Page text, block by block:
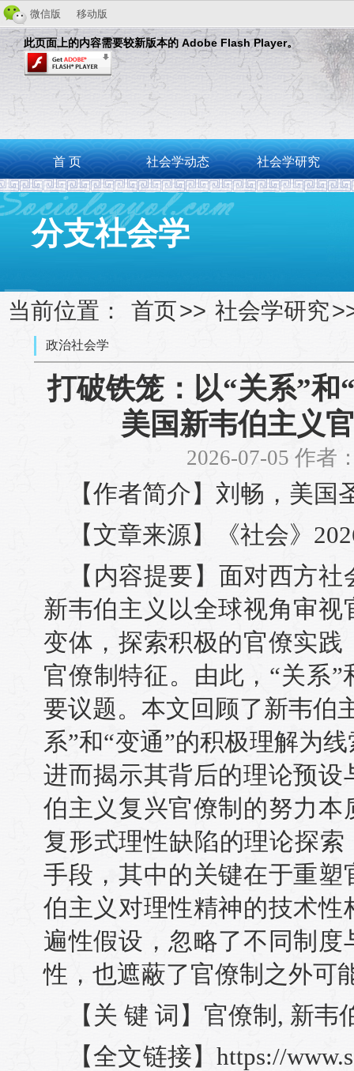
微信版 移动版
此页面上的内容需要较新版本的 Adobe Flash Player。
首 页 社会学动态 社会学研究
分支社会学
当前位置： 首页>> 社会学研究
政治社会学
打破铁笼：以“关系”和
美国新韦伯主义
2026-07-05 作者
【作者简介】刘畅，美国
【文章来源】《社会》
【内容提要】面对西方
新韦伯主义以全球视角审
变体，探索积极的官僚实
官僚制特征。由此，“关系
要议题。本文回顾了新韦伯
系”和“变通”的积极理解为
进而揭示其背后的理论预
伯主义复兴官僚制的努力
复形式理性缺陷的理论探索
手段，其中的关键在于重
伯主义对理性精神的技术
遍性假设，忽略了不同制
性，也遮蔽了官僚制之外可
【关 键 词】官僚制, 新
【全文链接】https://